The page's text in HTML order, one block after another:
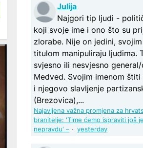
Julija
Najgori tip ljudi -
koji svoje ime i ono što su
zlorabe. Nije on jedini,
titulom manipuliraju ljudima.
svjesno ili nesvjesno
Medved. Svojim imenom
i njegovo slavljenje
(Brezovica),...
Najavljena važna promjena za
branitelje: 'Time ćemo ispraviti još
nepravdu' – ·yesterday